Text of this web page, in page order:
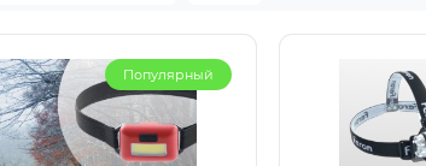
Популярный